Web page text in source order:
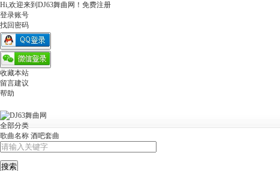
Hi,欢迎来到DJ63舞曲网！ 免费注册
登录账号
找回密码
收藏本站
留言建议
帮助
全部分类
歌曲名称 酒吧套曲